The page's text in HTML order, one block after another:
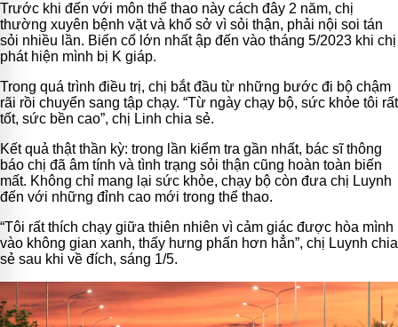
Trước khi đến với môn thể thao này cách đây 2 năm, chị
thường xuyên bệnh vặt và khổ sở vì sỏi thận, phải nội soi tán
sỏi nhiều lần. Biến cố lớn nhất ập đến vào tháng 5/2023 khi chị
phát hiện mình bị K giáp.
Trong quá trình điều trị, chị bắt đầu từ những bước đi bộ chậm
rãi rồi chuyển sang tập chạy. “Từ ngày chạy bộ, sức khỏe tôi rất
tốt, sức bền cao”, chị Linh chia sẻ.
Kết quả thật thần kỳ: trong lần kiểm tra gần nhất, bác sĩ thông
báo chị đã âm tính và tình trạng sỏi thận cũng hoàn toàn biến
mất. Không chỉ mang lại sức khỏe, chạy bộ còn đưa chị Luynh
đến với những đỉnh cao mới trong thể thao.
“Tôi rất thích chạy giữa thiên nhiên vì cảm giác được hòa mình
vào không gian xanh, thấy hưng phấn hơn hẳn”, chị Luynh chia
sẻ sau khi về đích, sáng 1/5.